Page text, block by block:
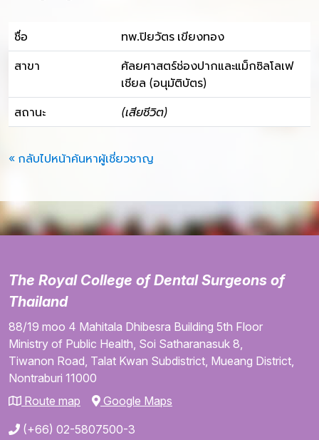
ชื่อ ทพ.ปิยวัตร เขียงทอง
สาขา
ศัลยศาสตร์ช่องปากและแม็กซิลโลเฟ
เชียล (อนุมัติบัตร)
สถานะ (เสียชีวิต)
« กลับไปหน้าค้นหาผู้เชี่ยวชาญ
The Royal College of Dental Surgeons of
Thailand
88/19 moo 4 Mahitala Dhibesra Building 5th Floor
Ministry of Public Health, Soi Satharanasuk 8,
Tiwanon Road, Talat Kwan Subdistrict, Mueang District,
Nontraburi 11000
Route map
Google Maps
(+66) 02-5807500-3